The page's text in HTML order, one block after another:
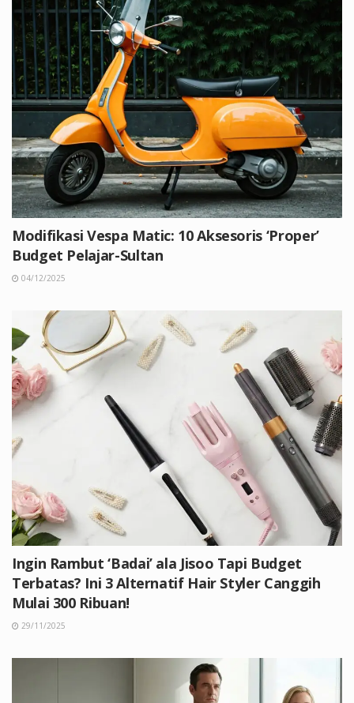
Modifikasi Vespa Matic: 10 Aksesoris ‘Proper’
Budget Pelajar-Sultan
04/12/2025
Ingin Rambut ‘Badai’ ala Jisoo Tapi Budget
Terbatas? Ini 3 Alternatif Hair Styler Canggih
Mulai 300 Ribuan!
29/11/2025